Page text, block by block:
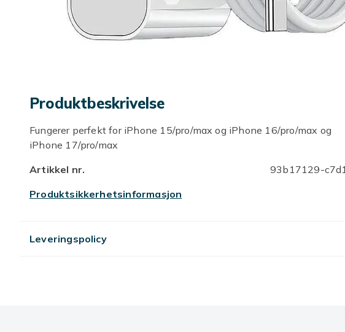
Produktbeskrivelse
Fungerer perfekt for iPhone 15/pro/max og iPhone 16/pro/max og
iPhone 17/pro/max
Artikkel nr.
93b17129-
Produktsikkerhetsinformasjon
Leveringspolicy